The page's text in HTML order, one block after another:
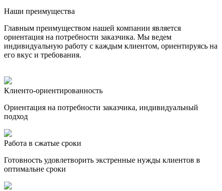
Наши преимущества
Главным преимуществом нашей компании является
ориентация на потребности заказчика. Мы ведем
индивидуальную работу с каждым клиентом, ориентируясь на
его вкус и требования.
Клиенто-ориентированность
Ориентация на потребности заказчика, индивидуальный
подход
Работа в сжатые сроки
Готовность удовлетворить экстренные нужды клиентов в
оптимальне сроки